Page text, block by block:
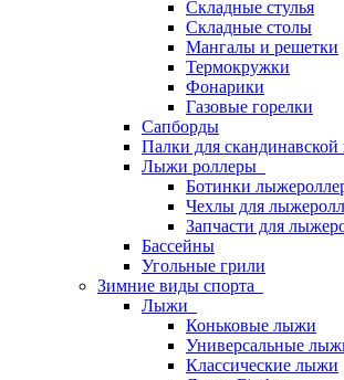
Складные стулья
Складные столы
Мангалы и решетки
Термокружки
Фонарики
Газовые горелки
Сапборды
Палки для скандинавской
Лыжи роллеры
Ботинки
Чехлы для
Запчасти для
Бассейны
Угольные грили
Зимние виды спорта
Лыжи
Коньковые лыжи
Универсальные
Классические лыжи